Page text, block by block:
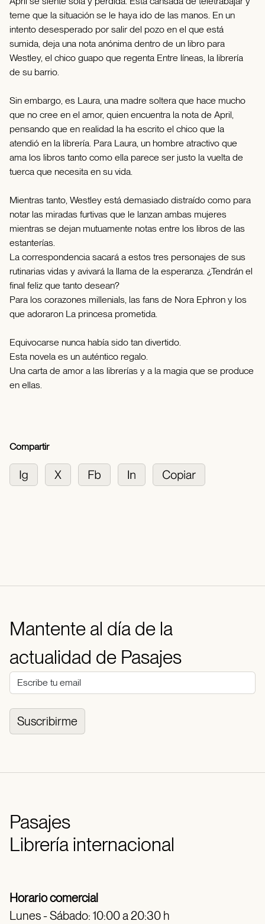
teme que la situación se le haya ido de las manos. En un
intento desesperado por salir del pozo en el que está
sumida, deja una nota anónima dentro de un libro para
Westley, el chico guapo que regenta Entre líneas, la librería
de su barrio.
Sin embargo, es Laura, una madre soltera que hace mucho
que no cree en el amor, quien encuentra la nota de April,
pensando que en realidad la ha escrito el chico que la
atendió en la librería. Para Laura, un hombre atractivo que
ama los libros tanto como ella parece ser justo la vuelta de
tuerca que necesita en su vida.
Mientras tanto, Westley está demasiado distraído como para
notar las miradas furtivas que le lanzan ambas mujeres
mientras se dejan mutuamente notas entre los libros de las
estanterías.
La correspondencia sacará a estos tres personajes de sus
rutinarias vidas y avivará la llama de la esperanza. ¿Tendrán el
final feliz que tanto desean?
Para los corazones millenials, las fans de Nora Ephron y los
que adoraron La princesa prometida.
Equivocarse nunca había sido tan divertido.
Esta novela es un auténtico regalo.
Una carta de amor a las librerías y a la magia que se produce
en ellas.
Compartir
Mantente al día de la
actualidad de Pasajes
Suscribirme
Pasajes
Librería internacional
Horario comercial
Lunes - Sábado: 10:00 a 20:30 h